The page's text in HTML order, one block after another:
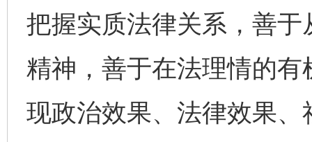
把握实质法律关系，善
精神，善于在法理情的
现政治效果、法律效果